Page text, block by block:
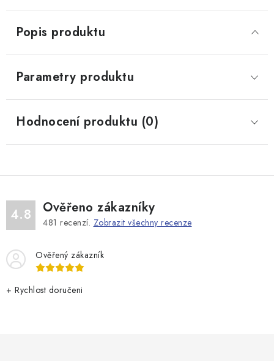
Popis produktu
Parametry produktu
Hodnocení produktu (0)
4.8 Ověřeno zákazníky
481 recenzí. Zobrazit všechny recenze
Ověřený zákazník
+ Rychlost doručeni